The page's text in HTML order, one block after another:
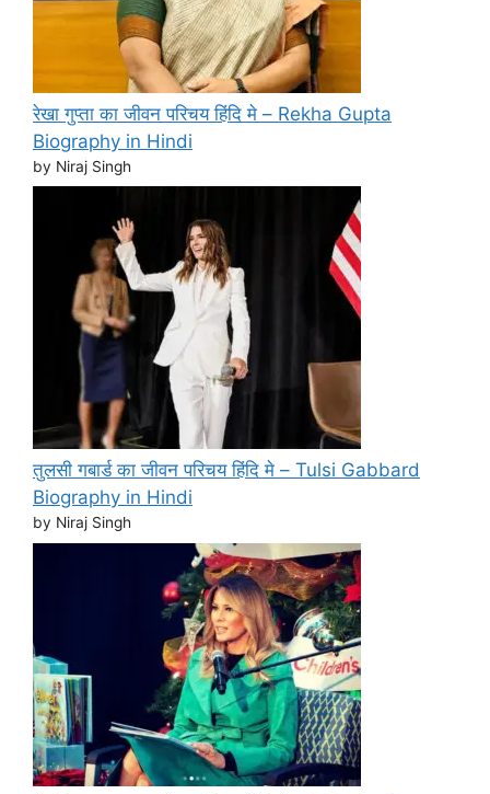
रेखा गुप्ता का जीवन परिचय हिंदि मे – Rekha Gupta
Biography in Hindi
by Niraj Singh
तुलसी गबार्ड का जीवन परिचय हिंदि मे – Tulsi Gabbard
Biography in Hindi
by Niraj Singh